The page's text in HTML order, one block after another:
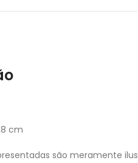
cm
são meramente